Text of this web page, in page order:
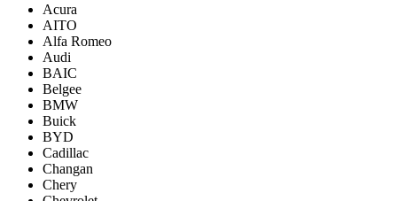
Acura
AITO
Alfa Romeo
Audi
BAIC
Belgee
BMW
Buick
BYD
Cadillac
Changan
Chery